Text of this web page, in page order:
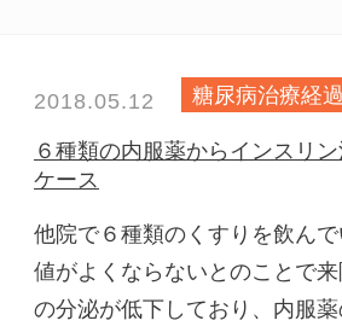
2018.05.12 糖尿病治療経
６種類の内服薬からインスリ
ケース
他院で６種類のくすりを飲ん
値がよくならないとのことで
の分泌が低下しており、内服